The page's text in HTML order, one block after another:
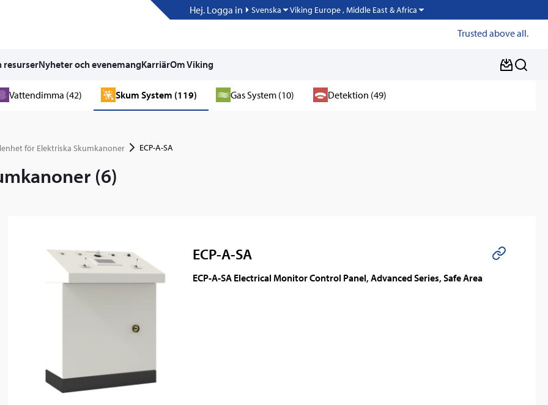
Hej. Logga in Svenska Viking Europe , Middle East & Africa
Trusted above all.
resurserNyheter och evenemangKarriärOm Viking
Vattendimma (42) Skum System (119) Gas System (10) Detektion (49)
för Elektriska Skumkanoner ECP-A-SA
(6)
ECP-A-SA
ECP-A-SA Electrical Monitor Control Panel, Advanced Series, Safe Area